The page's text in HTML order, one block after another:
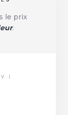
le prix
.